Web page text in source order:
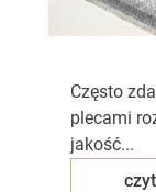
Często
plecami
jakość...